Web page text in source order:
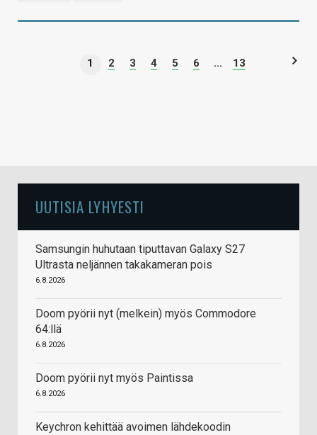
1 2 3 4 5 6 ... 13
UUTISIA LYHYESTI
Samsungin huhutaan tiputtavan Galaxy S27
Ultrasta neljännen takakameran pois
6.8.2026
Doom pyörii nyt (melkein) myös Commodore
64:llä
6.8.2026
Doom pyörii nyt myös Paintissa
6.8.2026
Keychron kehittää avoimen lähdekoodin